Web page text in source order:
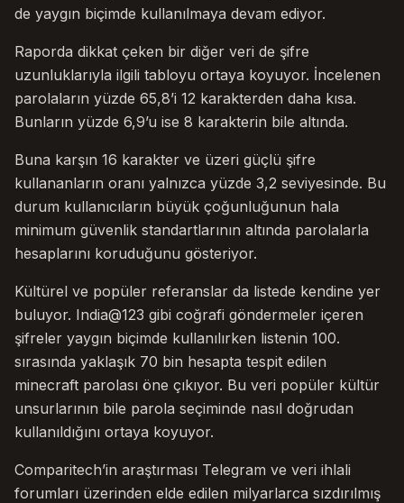
de yaygın biçimde kullanılmaya devam ediyor.
Raporda dikkat çeken bir diğer veri de şifre
uzunluklarıyla ilgili tabloyu ortaya koyuyor. İncelenen
parolaların yüzde 65,8’i 12 karakterden daha kısa.
Bunların yüzde 6,9’u ise 8 karakterin bile altında.
Buna karşın 16 karakter ve üzeri güçlü şifre
kullananların oranı yalnızca yüzde 3,2 seviyesinde. Bu
durum kullanıcıların büyük çoğunluğunun hala
minimum güvenlik standartlarının altında parolalarla
hesaplarını koruduğunu gösteriyor.
Kültürel ve popüler referanslar da listede kendine yer
buluyor. India@123 gibi coğrafi göndermeler içeren
şifreler yaygın biçimde kullanılırken listenin 100.
sırasında yaklaşık 70 bin hesapta tespit edilen
minecraft parolası öne çıkıyor. Bu veri popüler kültür
unsurlarının bile parola seçiminde nasıl doğrudan
kullanıldığını ortaya koyuyor.
Comparitech’in araştırması Telegram ve veri ihlali
forumları üzerinden elde edilen milyarlarca sızdırılmış